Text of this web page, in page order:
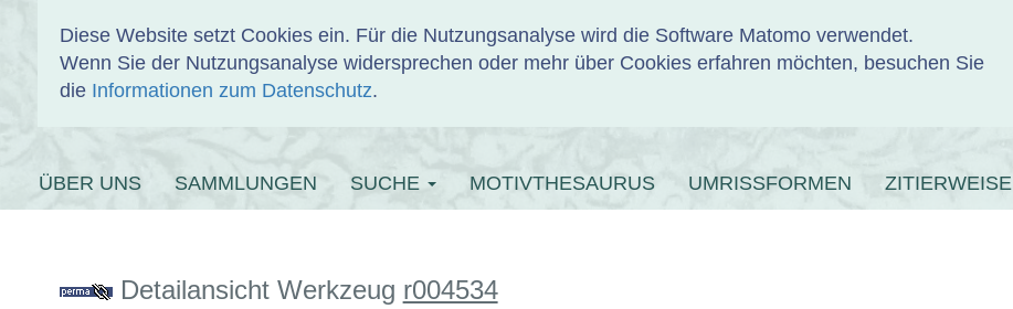
Diese Website setzt Cookies ein. Für die Nutzungsanalyse wird die Software Matomo verwendet.
Wenn Sie der Nutzungsanalyse widersprechen oder mehr über Cookies erfahren möchten, besuchen Sie
die Informationen zum Datenschutz.
EINBANDDATENBANK
ÜBER UNS SAMMLUNGEN SUCHE MOTIVTHESAURUS UMRISSFORMEN ZITIERWEISE
Detailansicht Werkzeug r004534